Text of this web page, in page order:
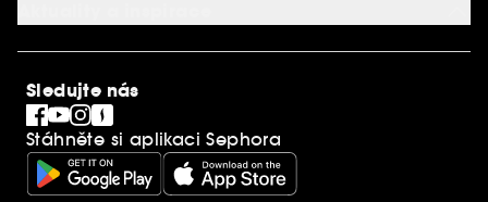
SEPHORiA
Blog Sephora
Singles´ Day
Black Friday
Cyber Monday
Vánoce
Sledujte nás
Stáhněte si aplikaci Sephora